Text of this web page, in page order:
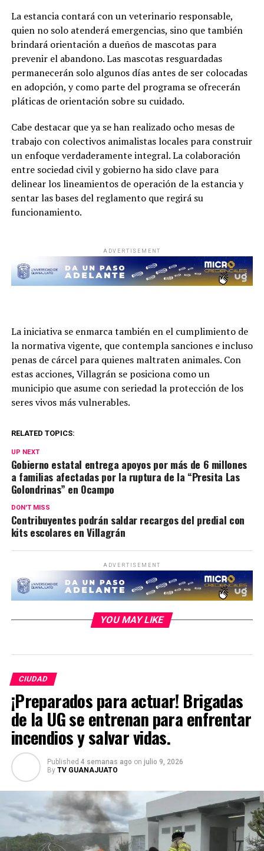
La estancia contará con un veterinario responsable,
quien no solo atenderá emergencias, sino que también
brindará orientación a dueños de mascotas para
prevenir el abandono. Las mascotas resguardadas
permanecerán solo algunos días antes de ser colocadas
en adopción, y como parte del programa se ofrecerán
pláticas de orientación sobre su cuidado.
Cabe destacar que ya se han realizado ocho mesas de
trabajo con colectivos animalistas locales para construir
un enfoque verdaderamente integral. La colaboración
entre sociedad civil y gobierno ha sido clave para
delinear los lineamientos de operación de la estancia y
sentar las bases del reglamento que regirá su
funcionamiento.
ADVERTISEMENT
La iniciativa se enmarca también en el cumplimiento de
la normativa vigente, que contempla sanciones e incluso
penas de cárcel para quienes maltraten animales. Con
estas acciones, Villagrán se posiciona como un
municipio que asume con seriedad la protección de los
seres vivos más vulnerables.
RELATED TOPICS:
UP NEXT
Gobierno estatal entrega apoyos por más de 6 millones
a familias afectadas por la ruptura de la “Presita Las
Golondrinas” en Ocampo
DON'T MISS
Contribuyentes podrán saldar recargos del predial con
kits escolares en Villagrán
ADVERTISEMENT
YOU MAY LIKE
CIUDAD
¡Preparados para actuar! Brigadas
de la UG se entrenan para enfrentar
incendios y salvar vidas.
Published 4 semanas ago on julio 9, 2026
By TV GUANAJUATO